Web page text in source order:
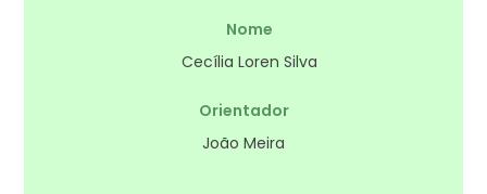
Nome
Cecília Loren Silva
Orientador
João Meira